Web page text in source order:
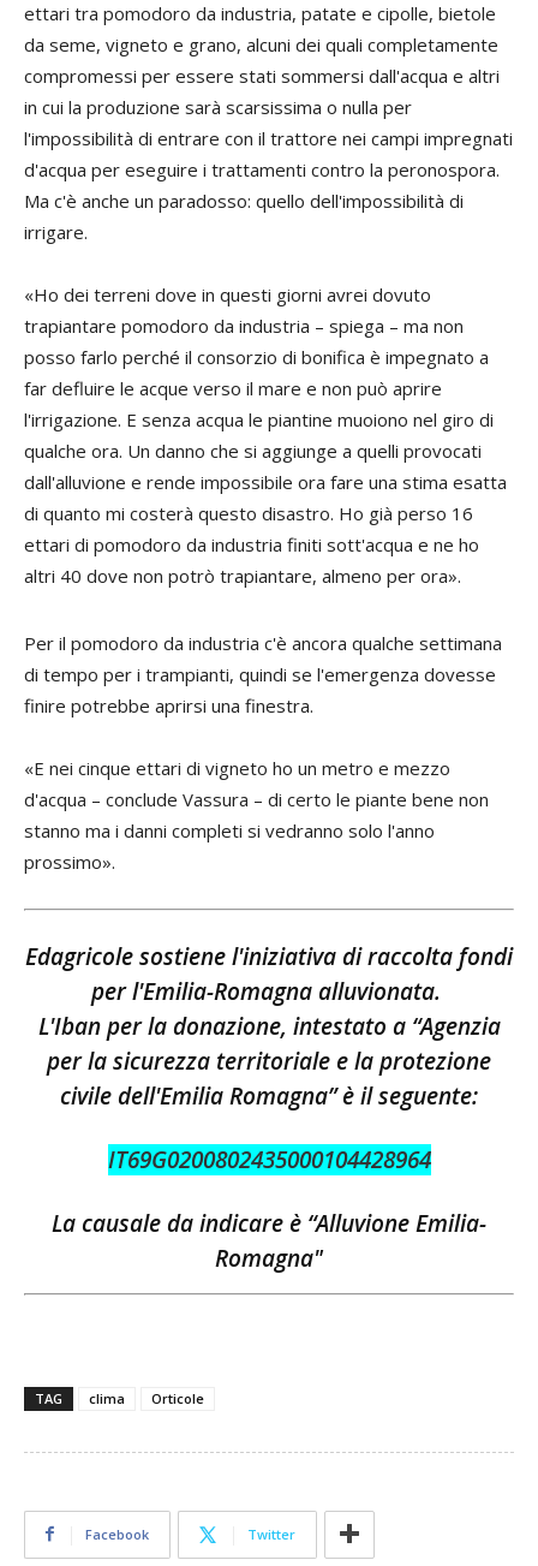
ettari tra pomodoro da industria, patate e cipolle, bietole
da seme, vigneto e grano, alcuni dei quali completamente
compromessi per essere stati sommersi dall'acqua e altri
in cui la produzione sarà scarsissima o nulla per
l'impossibilità di entrare con il trattore nei campi impregnati
d'acqua per eseguire i trattamenti contro la peronospora.
Ma c'è anche un paradosso: quello dell'impossibilità di
irrigare.
«Ho dei terreni dove in questi giorni avrei dovuto
trapiantare pomodoro da industria – spiega – ma non
posso farlo perché il consorzio di bonifica è impegnato a
far defluire le acque verso il mare e non può aprire
l'irrigazione. E senza acqua le piantine muoiono nel giro di
qualche ora. Un danno che si aggiunge a quelli provocati
dall'alluvione e rende impossibile ora fare una stima esatta
di quanto mi costerà questo disastro. Ho già perso 16
ettari di pomodoro da industria finiti sott'acqua e ne ho
altri 40 dove non potrò trapiantare, almeno per ora».
Per il pomodoro da industria c'è ancora qualche settimana
di tempo per i trampianti, quindi se l'emergenza dovesse
finire potrebbe aprirsi una finestra.
«E nei cinque ettari di vigneto ho un metro e mezzo
d'acqua – conclude Vassura – di certo le piante bene non
stanno ma i danni completi si vedranno solo l'anno
prossimo».
Edagricole sostiene l'iniziativa di raccolta fondi
per l'Emilia-Romagna alluvionata.
L'Iban per la donazione, intestato a “Agenzia
per la sicurezza territoriale e la protezione
civile dell'Emilia Romagna” è il seguente:
IT69G0200802435000104428964
La causale da indicare è “Alluvione Emilia-
Romagna"
TAG clima Orticole
Facebook Twitter